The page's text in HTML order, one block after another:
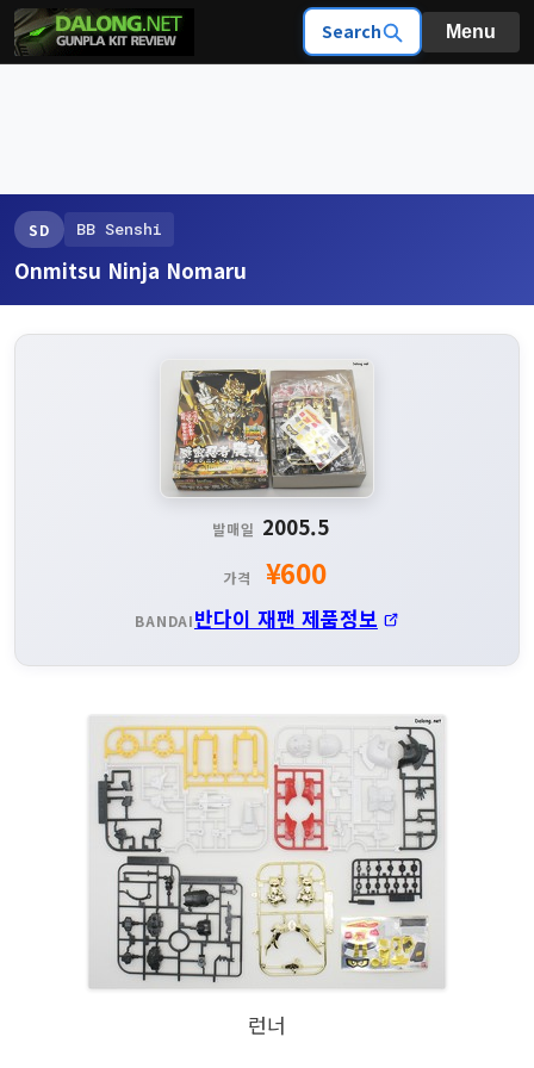
Search Menu
SD BB Senshi
Onmitsu Ninja Nomaru
발매일 2005.5
가격 ¥600
BANDAI반다이 재팬 제품정보
런너